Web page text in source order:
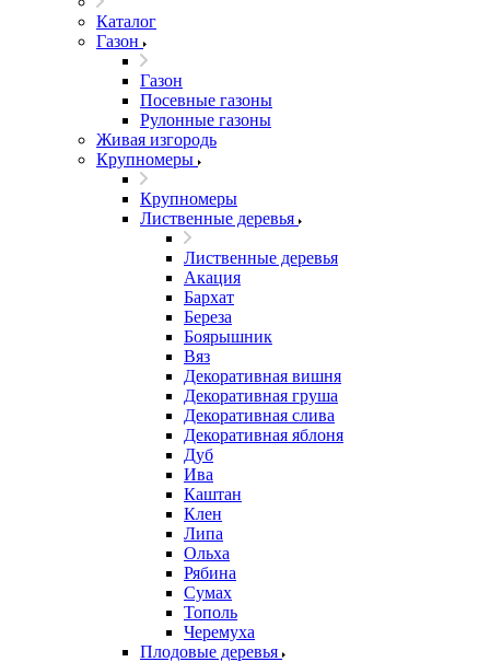
Каталог
Газон
Газон
Посевные газоны
Рулонные газоны
Живая изгородь
Крупномеры
Крупномеры
Лиственные деревья
Лиственные деревья
Акация
Бархат
Береза
Боярышник
Вяз
Декоративная вишня
Декоративная груша
Декоративная слива
Декоративная яблоня
Дуб
Ива
Каштан
Клен
Липа
Ольха
Рябина
Сумах
Тополь
Черемуха
Плодовые деревья